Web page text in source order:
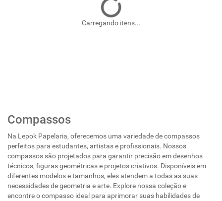
Carregando itens...
Compassos
Na Lepok Papelaria, oferecemos uma variedade de compassos
perfeitos para estudantes, artistas e profissionais. Nossos
compassos são projetados para garantir precisão em desenhos
técnicos, figuras geométricas e projetos criativos. Disponíveis em
diferentes modelos e tamanhos, eles atendem a todas as suas
necessidades de geometria e arte. Explore nossa coleção e
encontre o compasso ideal para aprimorar suas habilidades de